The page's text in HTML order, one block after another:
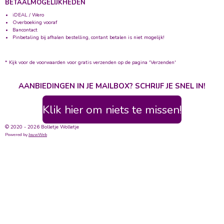
BETAALMOGELIJKHEDEN
iDEAL / Wero
Overboeking vooraf
Bancontact
Pinbetaling bij afhalen bestelling, contant betalen is niet mogelijk!
* Kijk voor de voorwaarden voor gratis verzenden op de pagina 'Verzenden'
AANBIEDINGEN IN JE MAILBOX? SCHRIJF JE SNEL IN!
Klik hier om niets te missen!
© 2020 - 2026 Bolletje Wolletje
Powered byJouwWeb